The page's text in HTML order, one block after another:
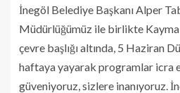
İnegöl Belediye Başkanı Alper
Müdürlüğümüz ile birlikte
çevre başlığı altında, 5 Haziran
haftaya yayarak programlar icra
güveniyoruz, sizlere inanıyoruz.